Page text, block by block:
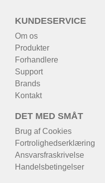
KUNDESERVICE
Om os
Produkter
Forhandlere
Support
Brands
Kontakt
DET MED SMÅT
Brug af Cookies
Fortrolighedserklæring
Ansvarsfraskrivelse
Handelsbetingelser